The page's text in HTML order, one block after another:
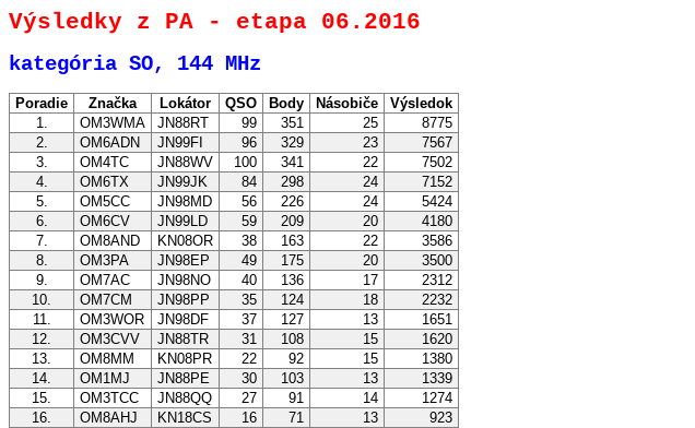
Výsledky z PA - etapa 06.2016
kategória SO, 144 MHz
Poradie Značka Lokátor QSO Body Násobiče
Výsledok
1.
OM3WMA JN88RT 99 351 25
8775
2.
OM6ADN JN99FI 96 329 23
7567
3.
OM4TC JN88WV 100 341 22
7502
4.
OM6TX JN99JK 84 298 24
7152
5.
OM5CC JN98MD 56 226 24
5424
6.
OM6CV JN99LD 59 209 20
4180
7.
OM8AND KN08OR 38 163 22
3586
8.
OM3PA JN98EP 49 175 20
3500
9.
OM7AC JN98NO 40 136 17
2312
10.
OM7CM JN98PP 35 124 18
2232
11.
OM3WOR JN98DF 37 127 13
1651
12.
OM3CVV JN88TR 31 108 15
1620
13.
OM8MM KN08PR 22 92 15
1380
14.
OM1MJ JN88PE 30 103 13
1339
15.
OM3TCC JN88QQ 27 91 14
1274
16.
OM8AHJ KN18CS 16 71 13
923